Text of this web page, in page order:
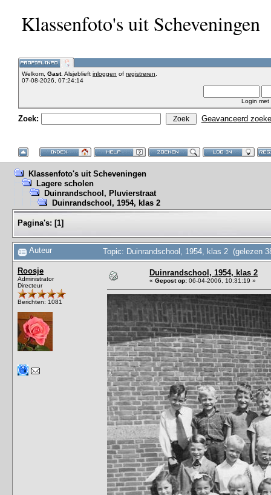
Klassenfoto's uit Scheveningen
Welkom, Gast. Alsjeblieft inloggen of registreren
07-08-2026, 07:24:14
Login met
Zoek: Geavanceerd
Klassenfoto's uit Scheveningen
Lagere scholen
Duinrandschool, Pluvierstraat
Duinrandschool, 1954, klas 2
Pagina's: [1]
Auteur Topic: Duinrandschool, 1954, klas 2 (gelezen
Roosje
Administrator
Directeur
Berichten: 1081
Duinrandschool, 1954, klas 2
« Gepost op: 06-04-2006, 10:31:19 »